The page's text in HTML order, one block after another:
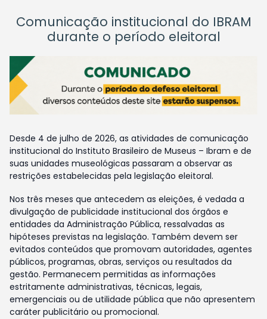
Comunicação institucional do IBRAM
durante o período eleitoral
Desde 4 de julho de 2026, as atividades de comunicação
institucional do Instituto Brasileiro de Museus – Ibram e de
suas unidades museológicas passaram a observar as
restrições estabelecidas pela legislação eleitoral.
Nos três meses que antecedem as eleições, é vedada a
divulgação de publicidade institucional dos órgãos e
entidades da Administração Pública, ressalvadas as
hipóteses previstas na legislação. Também devem ser
evitados conteúdos que promovam autoridades, agentes
públicos, programas, obras, serviços ou resultados da
gestão. Permanecem permitidas as informações
estritamente administrativas, técnicas, legais,
emergenciais ou de utilidade pública que não apresentem
caráter publicitário ou promocional.